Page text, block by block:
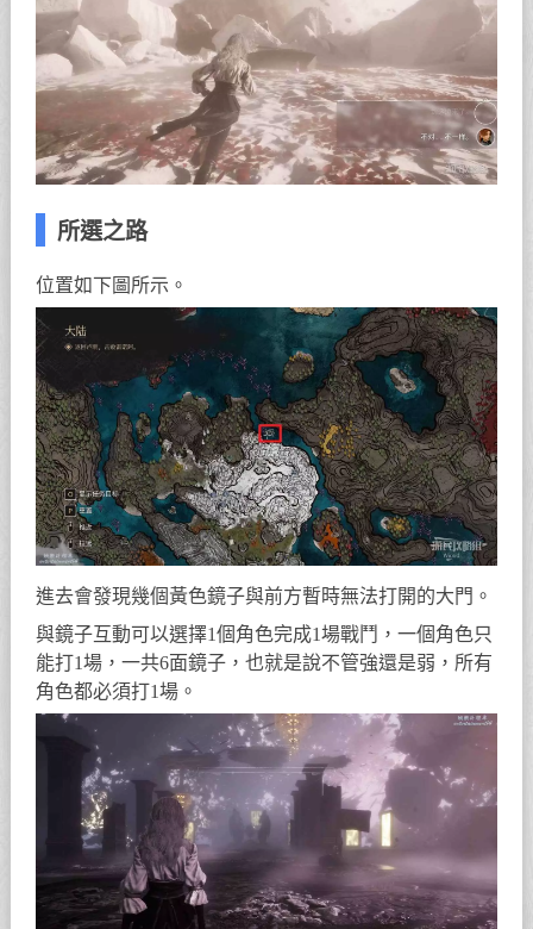
所選之路
位置如下圖所示。
進去會發現幾個黃色鏡子與前方暫時無法打開的大門。
與鏡子互動可以選擇1個角色完成1場戰鬥，一個角色只
能打1場，一共6面鏡子，也就是說不管強還是弱，所有
角色都必須打1場。